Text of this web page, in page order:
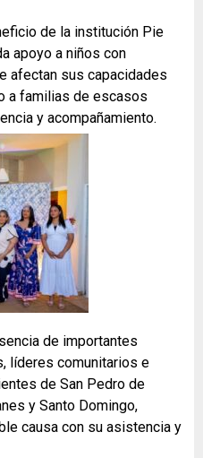
de la institución Pie
apoyo a niños con
afectan sus capacidades
a familias de escasos
y acompañamiento.
de importantes
líderes comunitarios e
de San Pedro de
y Santo Domingo,
causa con su asistencia y